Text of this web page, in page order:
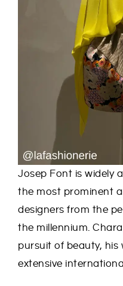
Josep Font is widely
the most prominent
designers from the
the millennium.
pursuit of beauty, his
extensive